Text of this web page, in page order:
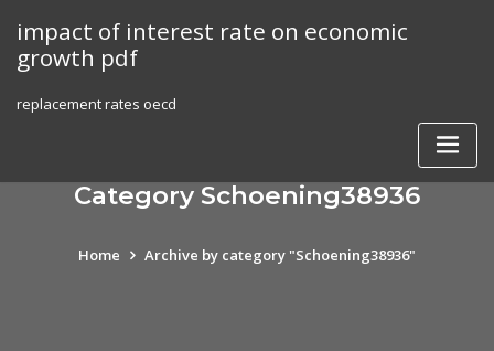
content
impact of interest rate on economic
growth pdf
replacement rates oecd
Category Schoening38936
Home Archive by category "Schoening38936"